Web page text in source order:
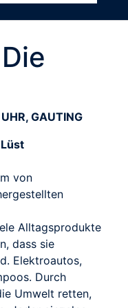
GAUTING
von
Alltagsprodukte
dass sie
Elektroautos,
Durch
Umwelt retten,